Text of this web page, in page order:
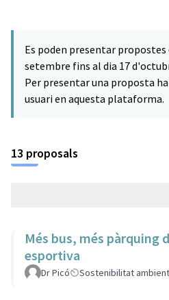
Es poden presentar propostes
setembre fins al dia 17
Per presentar una proposta
usuari en aquesta plataforma.
13 proposals
Més bus, més pàrquing
esportiva
Dr Picó Sostenibilitat